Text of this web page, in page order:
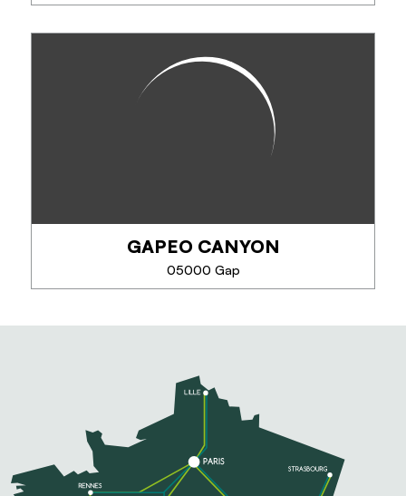
VÉLO & RANDONNÉE
ACCOMPAGNÉS –
EXPÉRIENCES LOCALES SUR
Explorez la région à vélo ou à pied à travers des
GAPEO CANYON
05000 Gap
ans, pour débutants et confirmés. Rappels, sauts et
toboggans au cœur des Alpes du Sud, en petits
groupes de 8 personnes maximum pour une...